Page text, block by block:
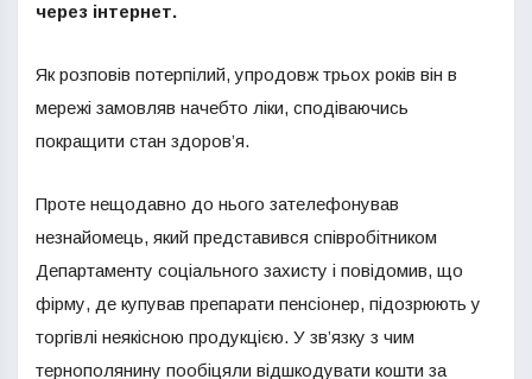
через інтернет.
Як розповів потерпілий, упродовж трьох років він в
мережі замовляв начебто ліки, сподіваючись
покращити стан здоров’я.
Проте нещодавно до нього зателефонував
незнайомець, який представився співробітником
Департаменту соціального захисту і повідомив, що
фірму, де купував препарати пенсіонер, підозрюють у
торгівлі неякісною продукцією. У зв’язку з чим
тернополянину пообіцяли відшкодувати кошти за